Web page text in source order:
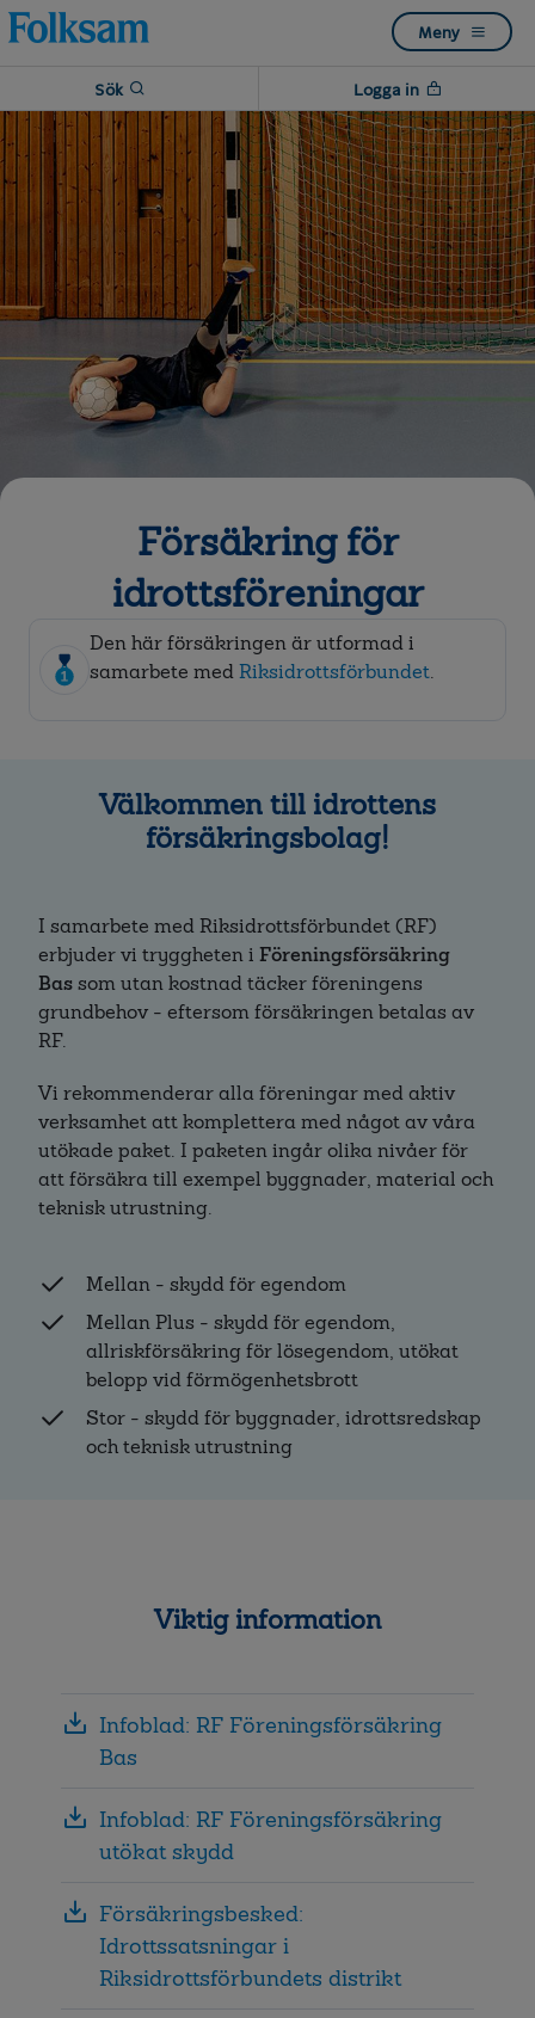
Till
navigation
Till
innehåll
Meny
Sök Logga in
Försäkring för
idrottsföreningar
Den här försäkringen är utformad i
samarbete medRiksidrottsförbundet.
Välkommen till idrottens
försäkringsbolag!
I samarbete med Riksidrottsförbundet (RF)
erbjuder vi tryggheten i Föreningsförsäkring
Bassom utan kostnad täcker föreningens
grundbehov - eftersom försäkringen betalas av
RF.
Vi rekommenderar alla föreningar med aktiv
verksamhet att komplettera med något av våra
utökade paket. I paketen ingår olika nivåer för
att försäkra till exempel byggnader, material och
teknisk utrustning.
Mellan - skydd för egendom
Mellan Plus - skydd för egendom,
allriskförsäkring för lösegendom, utökat
belopp vid förmögenhetsbrott
Stor - skydd för byggnader, idrottsredskap
och teknisk utrustning
Viktig information
Infoblad: RF Föreningsförsäkring
Bas
Infoblad: RF Föreningsförsäkring
utökat skydd
Försäkringsbesked:
Idrottssatsningar i
Riksidrottsförbundets distrikt